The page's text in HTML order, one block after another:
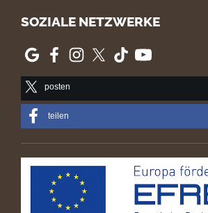
SOZIALE NETZWERKE
posten
teilen